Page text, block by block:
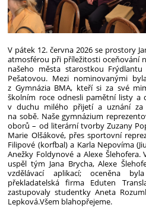
V pátek 12. června 2026 se prostory
atmosférou při příležitosti oceňování
našeho města starostkou
Pešatovou. Mezi nominovanými
z Gymnázia BMA, kteří si za své
školním roce odnesli pamětní listy a
v duchu milého přijetí a uznání
na sobě. Naše gymnázium
oborů – od literární tvorby Zuzany
Marie Olšákové, přes sportovní
Filipové (korfbal) a Karla Nepovíma
Anežky Foldynové a Alexe
uspěl tým Jana Brycha, Alexe
vzdělávací aplikací; oceněna
překladatelská firma Eduten
zastupovaly studentky Aneta
Lepková.Všem blahopřejeme.